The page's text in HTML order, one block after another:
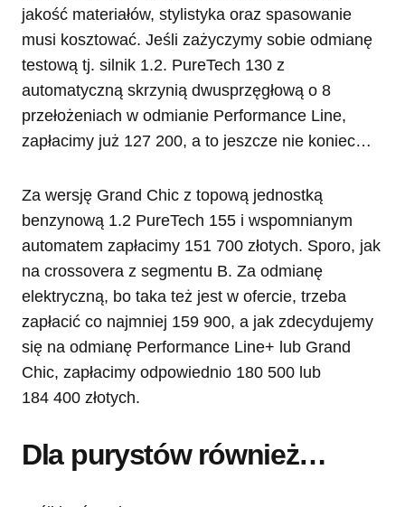
jakość materiałów, stylistyka oraz spasowanie
musi kosztować. Jeśli zażyczymy sobie odmianę
testową tj. silnik 1.2. PureTech 130 z
automatyczną skrzynią dwusprzęgłową o 8
przełożeniach w odmianie Performance Line,
zapłacimy już 127 200, a to jeszcze nie koniec…
Za wersję Grand Chic z topową jednostką
benzynową 1.2 PureTech 155 i wspomnianym
automatem zapłacimy 151 700 złotych. Sporo, jak
na crossovera z segmentu B. Za odmianę
elektryczną, bo taka też jest w ofercie, trzeba
zapłacić co najmniej 159 900, a jak zdecydujemy
się na odmianę Performance Line+ lub Grand
Chic, zapłacimy odpowiednio 180 500 lub
184 400 złotych.
Dla purystów również…